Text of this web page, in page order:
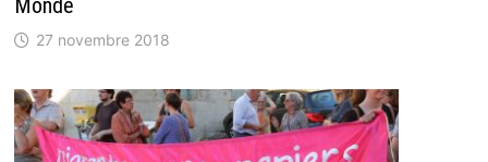
Monde
27 novembre 2018